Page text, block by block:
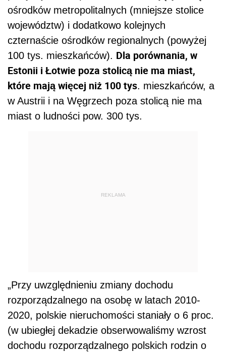
ośrodków metropolitalnych (mniejsze stolice
województw) i dodatkowo kolejnych
czternaście ośrodków regionalnych (powyżej
100 tys. mieszkańców). Dla porównania, w
Estonii i Łotwie poza stolicą nie ma miast,
które mają więcej niż 100 tys. mieszkańców, a
w Austrii i na Węgrzech poza stolicą nie ma
miast o ludności pow. 300 tys.
REKLAMA
„Przy uwzględnieniu zmiany dochodu
rozporządzalnego na osobę w latach 2010-
2020, polskie nieruchomości staniały o 6 proc.
(w ubiegłej dekadzie obserwowaliśmy wzrost
dochodu rozporządzalnego polskich rodzin o